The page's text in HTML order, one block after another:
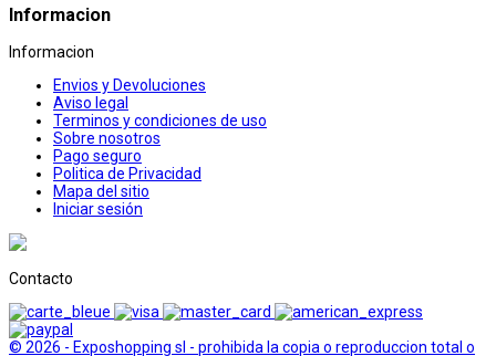
Informacion
Informacion
Envios y Devoluciones
Aviso legal
Terminos y condiciones de uso
Sobre nosotros
Pago seguro
Politica de Privacidad
Mapa del sitio
Iniciar sesión
Contacto
© 2026 - Exposhopping sl - prohibida la copia o reproduccion total o